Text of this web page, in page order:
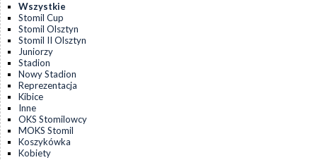
Wszystkie
Stomil Cup
Stomil Olsztyn
Stomil II Olsztyn
Juniorzy
Stadion
Nowy Stadion
Reprezentacja
Kibice
Inne
OKS Stomilowcy
MOKS Stomil
Koszykówka
Kobiety